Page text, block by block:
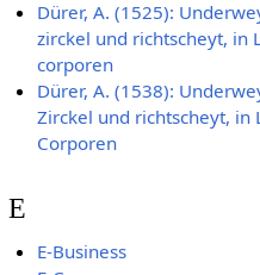
Dürer, A. (1525):
zirckel und richtscheyt, in
corporen
Dürer, A. (1538):
Zirckel und richtscheyt, in
Corporen
E
E-Business